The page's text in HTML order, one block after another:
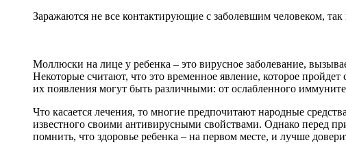
Заражаются не все контактирующие с заболевшим человеком,
Моллюски на лице у ребенка – это вирусное заболевание,
Некоторые считают, что это временное явление, которое
их появления могут быть различными: от ослабленного
Что касается лечения, то многие предпочитают народные
известного своими антивирусными свойствами. Однако перед
помнить, что здоровье ребенка – на первом месте, и лучше